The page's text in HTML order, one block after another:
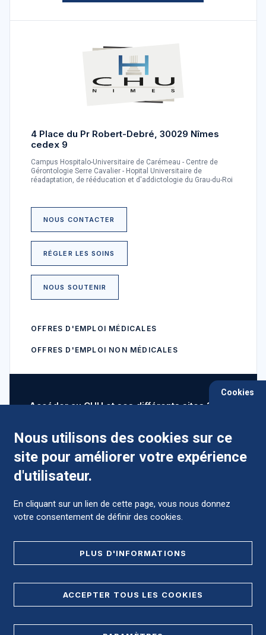
4 Place du Pr Robert-Debré, 30029 Nîmes
cedex 9
Campus Hospitalo-Universitaire de Carémeau - Centre de
Gérontologie Serre Cavalier - Hopital Universitaire de
réadaptation, de rééducation et d'addictologie du Grau-du-Roi
NOUS CONTACTER
RÉGLER LES SOINS
NOUS SOUTENIR
OFFRES D'EMPLOI MÉDICALES
OFFRES D'EMPLOI NON MÉDICALES
Accéder au CHU et ses différents sites ?
Comment préparer mon hospitalisation ?
Cookies
Nous utilisons des cookies sur ce
site pour améliorer votre expérience
d'utilisateur.
En cliquant sur un lien de cette page, vous nous donnez
votre consentement de définir des cookies.
PLUS D'INFORMATIONS
ACCEPTER TOUS LES COOKIES